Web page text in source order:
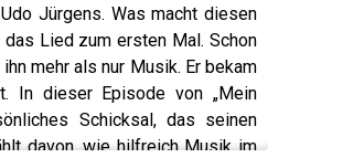
Jürgens. Was macht diesen
Lied zum ersten Mal. Schon
mehr als nur Musik. Er bekam
In dieser Episode von „Mein
Schicksal, das seinen
davon, wie hilfreich Musik im